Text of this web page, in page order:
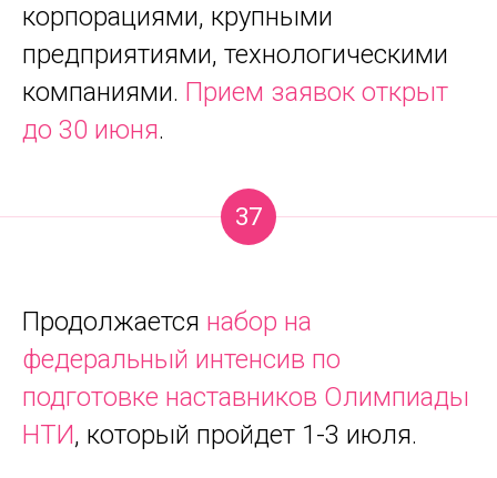
корпорациями, крупными
предприятиями, технологическими
компаниями. Прием заявок открыт
до 30 июня.
37
Продолжается набор на
федеральный интенсив по
подготовке наставников Олимпиады
НТИ, который пройдет 1-3 июля.